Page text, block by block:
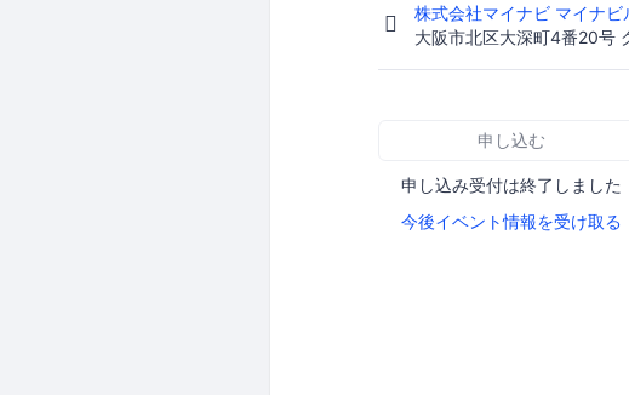
株式会社マイナビ マイナビ
大阪市北区大深町4番20号
申し込む
申し込み受付は終了しました
今後イベント情報を受け取る